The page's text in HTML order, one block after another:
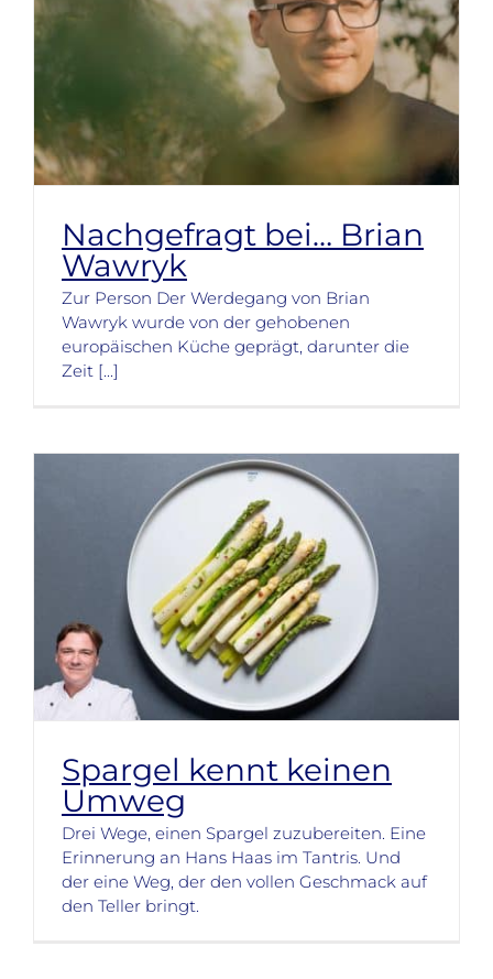
Nachgefragt bei… Brian
Wawryk
Zur Person Der Werdegang von Brian
Wawryk wurde von der gehobenen
europäischen Küche geprägt, darunter die
Zeit [...]
Spargel kennt keinen
Umweg
Drei Wege, einen Spargel zuzubereiten. Eine
Erinnerung an Hans Haas im Tantris. Und
der eine Weg, der den vollen Geschmack auf
den Teller bringt.